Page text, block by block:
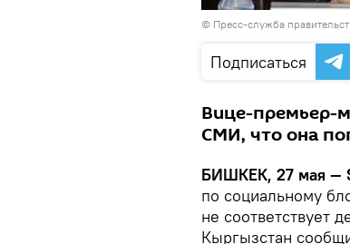
© Пресс-служба
Подписаться
Вице-премьер-
СМИ, что она
БИШКЕК, 27 мая —
по социальному
не соответствует
Кыргызстан